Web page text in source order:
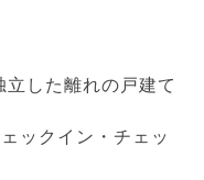
した離れの戸建て
ックイン・チェッ